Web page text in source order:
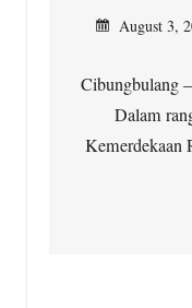
August 3,
Cibungbulang
Dalam
Kemerdekaan